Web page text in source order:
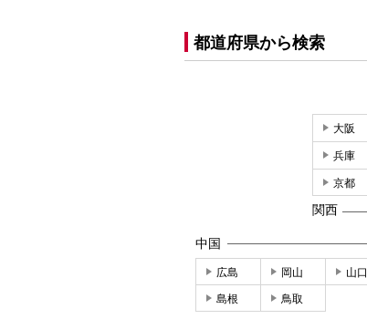
都道府県から検索
大阪
兵庫
京都
関西
中国
広島 岡山 山口
島根 鳥取